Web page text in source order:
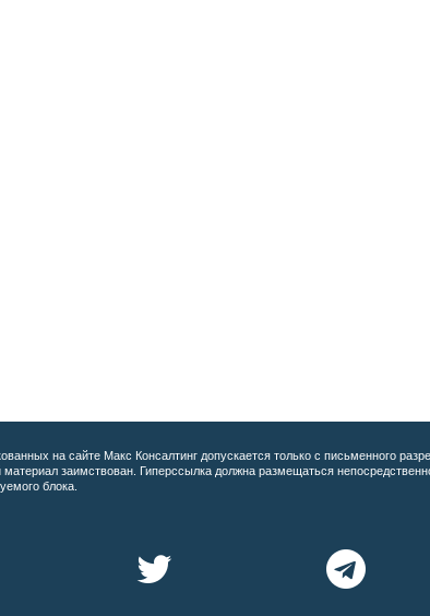
на сайте Макс Консалтинг допускается только с письменного
материал заимствован. Гиперссылка должна размещаться
блока.